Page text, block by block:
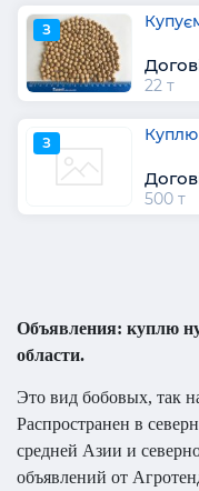
З
22 т
З Куплю
500 т
Объявления: куплю
области.
Это вид бобовых, так
Распространен в
средней Азии и
объявлений от